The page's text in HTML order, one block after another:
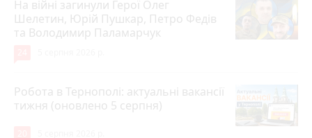
На війні загинули Герої Олег
Шелетин, Юрій Пушкар, Петро Федів
та Володимир Паламарчук
Робота в Тернополі: актуальні вакансії
тижня (оновлено 5 серпня)